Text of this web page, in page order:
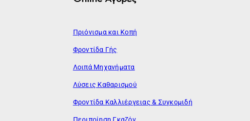
Πριόνισμα και Κοπή
Φροντίδα Γής
Λοιπά Μηχανήματα
Λύσεις Καθαρισμού
Φροντίδα Καλλιέργειας & Συγκομιδή
Περιποίηση Γκαζόν